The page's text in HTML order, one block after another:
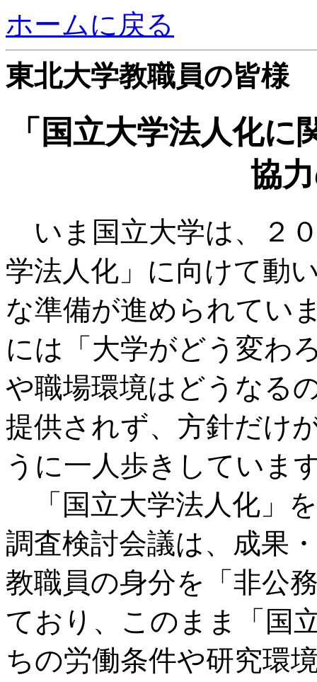
ホームに戻る
東北大学教職員の皆様
「国立大学法人化
協
いま国立大学は、２
学法人化」に向けて動
な準備が進められてい
には「大学がどう変わ
や職場環境はどうなる
提供されず、方針だけ
うに一人歩きしていま
「国立大学法人化」
調査検討会議は、成果
教職員の身分を「非公
ており、このまま「国
ちの労働条件や研究環